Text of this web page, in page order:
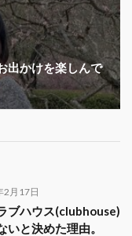
出かけを楽しんで
2月17日
ブハウス(clubhouse)
いと決めた理由。